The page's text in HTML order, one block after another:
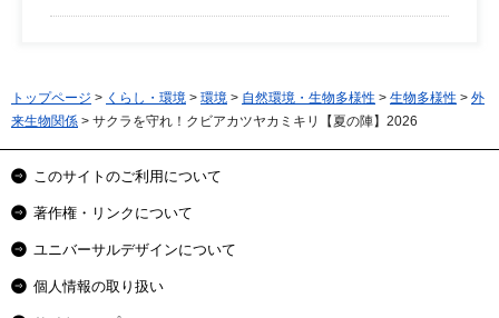
トップページ > くらし・環境 > 環境 > 自然環境・生物多様性 > 生物多様性 > 外
来生物関係 > サクラを守れ！クビアカツヤカミキリ【夏の陣】2026
このサイトのご利用について
著作権・リンクについて
ユニバーサルデザインについて
個人情報の取り扱い